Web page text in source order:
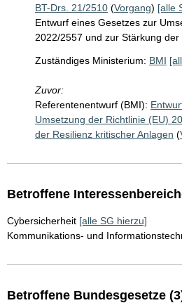
BT-Drs. 21/2510 (Vorgang) [alle
Entwurf eines Gesetzes zur
2022/2557 und zur Stärkung
Zuständiges Ministerium: BMI
Zuvor:
Referentenentwurf (BMI):
Umsetzung der Richtlinie (EU)
der Resilienz kritischer Anlagen (
Betroffene
Cybersicherheit [alle SG hierzu]
Kommunikations- und
Betroffene Bundesgesetze